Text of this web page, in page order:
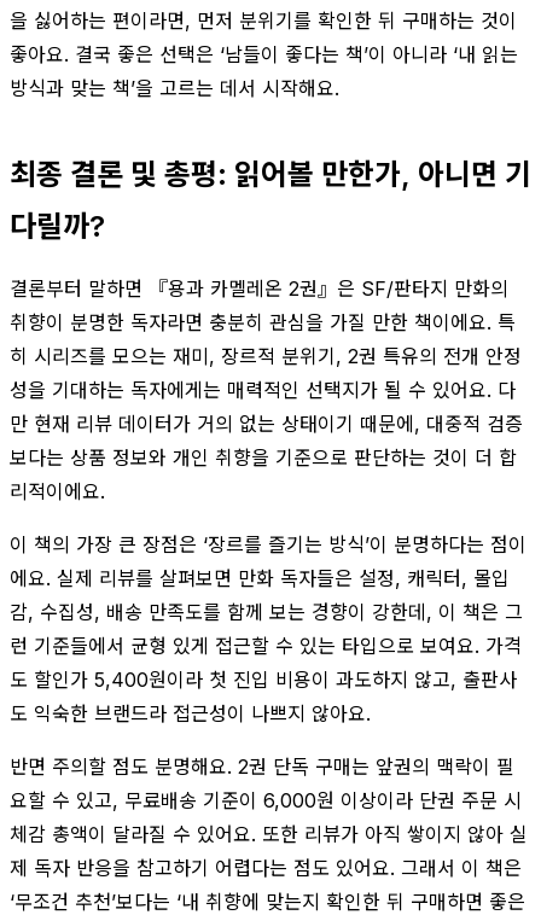
을 싫어하는 편이라면, 먼저 분위기를 확인한 뒤 구매하는 것이
좋아요. 결국 좋은 선택은 ‘남들이 좋다는 책’이 아니라 ‘내 읽는
방식과 맞는 책’을 고르는 데서 시작해요.
최종 결론 및 총평: 읽어볼 만한가, 아니면 기
다릴까?
결론부터 말하면 『용과 카멜레온 2권』은 SF/판타지 만화의
취향이 분명한 독자라면 충분히 관심을 가질 만한 책이에요. 특
히 시리즈를 모으는 재미, 장르적 분위기, 2권 특유의 전개 안정
성을 기대하는 독자에게는 매력적인 선택지가 될 수 있어요. 다
만 현재 리뷰 데이터가 거의 없는 상태이기 때문에, 대중적 검증
보다는 상품 정보와 개인 취향을 기준으로 판단하는 것이 더 합
리적이에요.
이 책의 가장 큰 장점은 ‘장르를 즐기는 방식’이 분명하다는 점이
에요. 실제 리뷰를 살펴보면 만화 독자들은 설정, 캐릭터, 몰입
감, 수집성, 배송 만족도를 함께 보는 경향이 강한데, 이 책은 그
런 기준들에서 균형 있게 접근할 수 있는 타입으로 보여요. 가격
도 할인가 5,400원이라 첫 진입 비용이 과도하지 않고, 출판사
도 익숙한 브랜드라 접근성이 나쁘지 않아요.
반면 주의할 점도 분명해요. 2권 단독 구매는 앞권의 맥락이 필
요할 수 있고, 무료배송 기준이 6,000원 이상이라 단권 주문 시
체감 총액이 달라질 수 있어요. 또한 리뷰가 아직 쌓이지 않아 실
제 독자 반응을 참고하기 어렵다는 점도 있어요. 그래서 이 책은
‘무조건 추천’보다는 ‘내 취향에 맞는지 확인한 뒤 구매하면 좋은